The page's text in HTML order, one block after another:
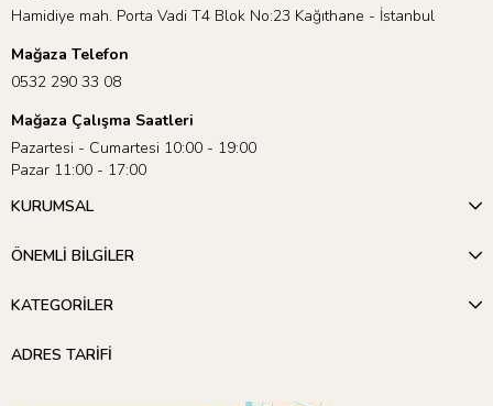
Hamidiye mah. Porta Vadi T4 Blok No:23 Kağıthane - İstanbul
Mağaza Telefon
0532 290 33 08
Mağaza Çalışma Saatleri
Pazartesi - Cumartesi 10:00 - 19:00
Pazar 11:00 - 17:00
KURUMSAL
ÖNEMLİ BİLGİLER
KATEGORİLER
ADRES TARİFİ